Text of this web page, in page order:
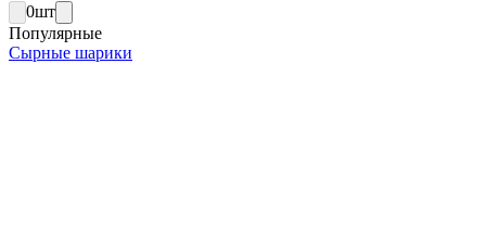
0шт
Популярные
Сырные шарики